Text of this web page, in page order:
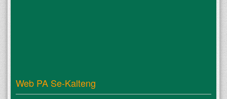
Web PA Se-Kalteng